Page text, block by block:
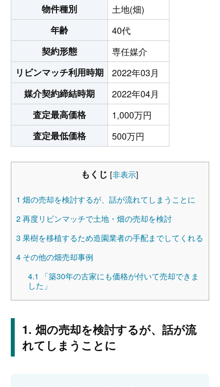
物件種別
土地(畑)
年齢
40代
契約形態
専任媒介
リビンマッチ利用時期
2022年03月
媒介契約締結時期
2022年04月
査定最高価格
1,000万円
査定最低価格
500万円
もくじ [非表示]
1 畑の売却を検討するが、話が流れてしまうことに
2再度リビンマッチで土地・畑の売却を検討
3 果樹を移植するため造園業者の手配までしてくれる
4その他の畑売却事例
4.1
「築30年の古家にも価格が付いて売却できま
した」
畑の売却を検討するが、話が流
れてしまうことに